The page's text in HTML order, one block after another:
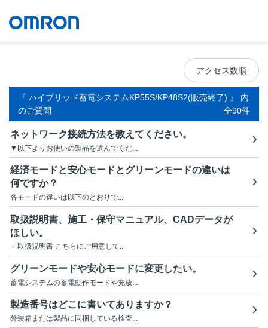
アクセス数順
『 ハイブリッド蓄電システムKP55S/KP48S2(販売終了) 』 内
のご質問
全90件
ネットワーク接続方法を教えてください。
▼以下よりお使いの製品を選んでくだ...
経済モードと安心モードとグリーンモードの違いは
何ですか？
各モードの違いは以下のとおりで...
取扱説明書、施工・保守マニュアル、CADデータが
ほしい。
・取扱説明書 こちらにご用意して...
グリーンモードや安心モードに変更したい。
蓄電システムの蓄電動作モードや充放...
製造番号はどこに書いてありますか？
外装箱または製品に同梱している検査...